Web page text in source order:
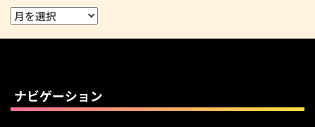
ア
ナビゲーション